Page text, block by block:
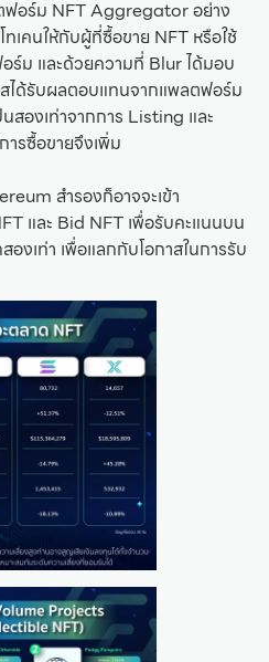
อร์ม NFT Aggregator อย่าง
เคนให้กับผู้ที่ซื้อขาย NFT หรือใช้
ม และด้วยความที่ Blur ได้มอบ
สได้รับผลตอบแทนจากแพลตฟอร์ม
สองเท่าจากการ Listing และ
รซื้อขายจึงเพิ่ม
สำรองก็อาจจะเข้า
และ Bid NFT เพื่อรับคะแนนบน
งเท่า เพื่อแลกกับโอกาสในการรับ